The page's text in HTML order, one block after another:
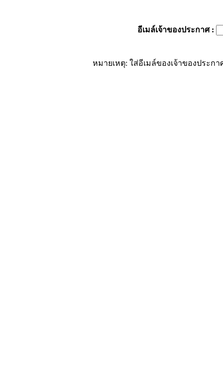
อีเมล์เจ้าของประกาศ:
หมายเหตุ: ใส่อีเมล์ของเจ้าของประก